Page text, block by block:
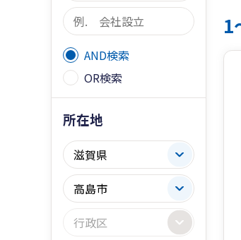
AND検索
OR検索
所在地
1